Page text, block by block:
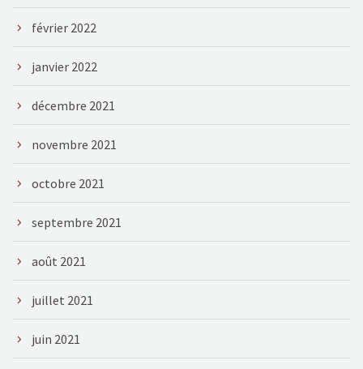
février 2022
janvier 2022
décembre 2021
novembre 2021
octobre 2021
septembre 2021
août 2021
juillet 2021
juin 2021